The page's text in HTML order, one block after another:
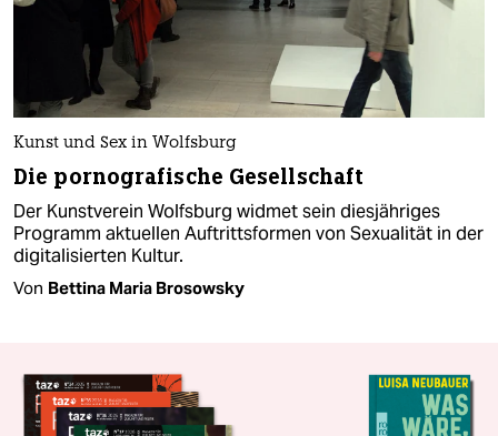
Kunst und Sex in Wolfsburg
Die pornografische Gesellschaft
Der Kunstverein Wolfsburg widmet sein diesjähriges
Programm aktuellen Auftrittsformen von Sexualität in der
digitalisierten Kultur.
Von Bettina Maria Brosowsky